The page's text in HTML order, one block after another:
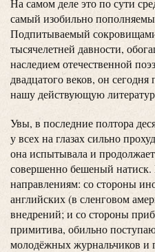
На самом деле это по сути
самый изобильно
Подпитываемый
тысячелетней давности,
наследием отечественной
двадцатого веков, он
нашу действующую
Увы, в последние полтора
у всех на глазах сильно
она испытывала и
совершенно бешеный натиск.
направлениям: со стороны
английских (в сленговом
внедрений; и со стороны
примитива, обильно
молодёжных журнальчиков и